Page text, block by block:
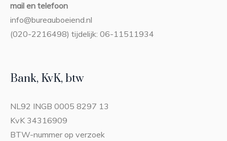
mail en telefoon
info@bureauboeiend.nl
(020-2216498) tijdelijk: 06-11511934
Bank, KvK, btw
NL92 INGB 0005 8297 13
KvK 34316909
BTW-nummer op verzoek